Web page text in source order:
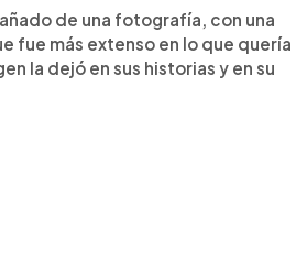
de una fotografía, con una
fue más extenso en lo que quería
la dejó en sus historias y en su